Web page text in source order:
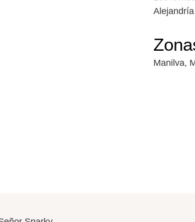
Alejandría
Manilva,